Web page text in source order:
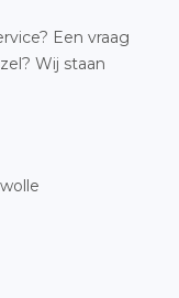
Een vraag
Wij staan